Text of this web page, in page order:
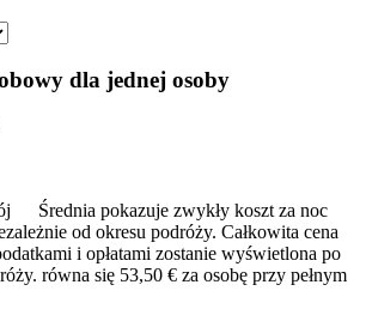
dla jednej osoby
Średnia pokazuje zwykły koszt za noc
od okresu podróży. Całkowita cena
i opłatami zostanie wyświetlona po
równa się 53,50 € za osobę przy pełnym